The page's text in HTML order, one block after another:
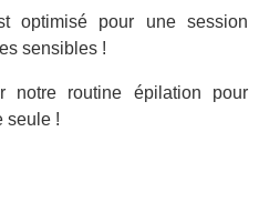
optimisé pour une session
sensibles !
notre routine épilation pour
seule !